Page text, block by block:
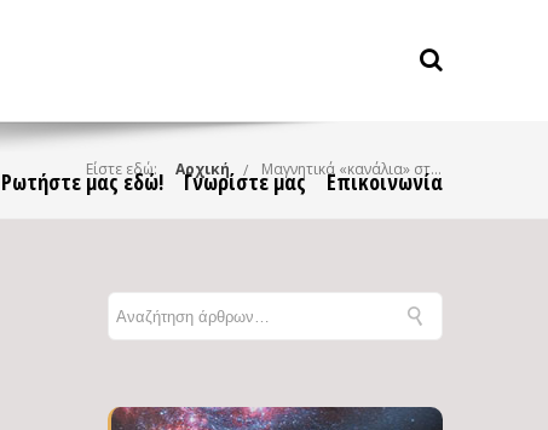
Ρωτήστε μας εδώ! Γνωρίστε μας Επικοινωνία
Είστε εδώ: Αρχική Μαγνητικά «κανάλια» στην ατμόσφαιρα του Άρη: Μια αναπάντεχη ανακάλυψη της αποστολής MAVEN